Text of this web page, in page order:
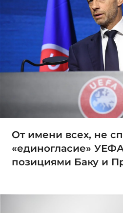
От имени всех, не
«единогласие»
позициями Баку и